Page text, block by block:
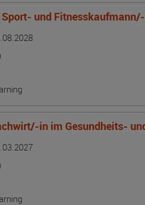
und
in im Gesundheits-